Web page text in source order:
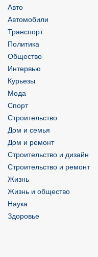
Авто
Автомобили
Транспорт
Политика
Общество
Интервью
Курьезы
Мода
Спорт
Строительство
Дом и семья
Дом и ремонт
Строительство и дизайн
Строительство и ремонт
Жизнь
Жизнь и общество
Наука
Здоровье